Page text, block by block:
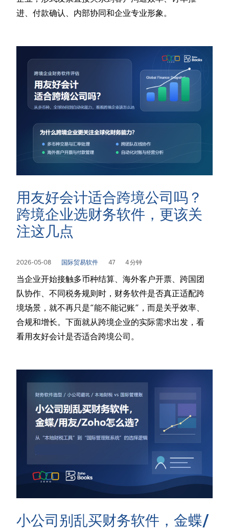
进、付款确认、内部协同和企业专业形象。
用友好会计适合跨境公司吗？
跨境企业选财务软件，更该关
注这几点
2026-05-08 国际贸易软件 47 4 分钟
当企业开始接触多币种结算、海外客户开票、跨国团
队协作、不同税务规则时，财务软件是否真正适配跨
境场景，就不再只是“能不能记账”，而是关乎效率、
合规和增长。下面就从跨境企业的实际需求出发，看
看用友好会计是否适合跨境公司。
小公司别乱买财务软件，金蝶/